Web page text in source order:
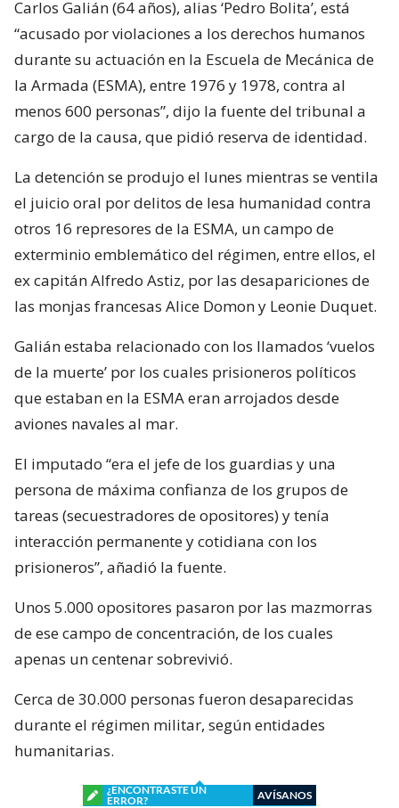
Carlos Galián (64 años), alias ‘Pedro Bolita’, está
“acusado por violaciones a los derechos humanos
durante su actuación en la Escuela de Mecánica de
la Armada (ESMA), entre 1976 y 1978, contra al
menos 600 personas”, dijo la fuente del tribunal a
cargo de la causa, que pidió reserva de identidad.
La detención se produjo el lunes mientras se ventila
el juicio oral por delitos de lesa humanidad contra
otros 16 represores de la ESMA, un campo de
exterminio emblemático del régimen, entre ellos, el
ex capitán Alfredo Astiz, por las desapariciones de
las monjas francesas Alice Domon y Leonie Duquet.
Galián estaba relacionado con los llamados ‘vuelos
de la muerte’ por los cuales prisioneros políticos
que estaban en la ESMA eran arrojados desde
aviones navales al mar.
El imputado “era el jefe de los guardias y una
persona de máxima confianza de los grupos de
tareas (secuestradores de opositores) y tenía
interacción permanente y cotidiana con los
prisioneros”, añadió la fuente.
Unos 5.000 opositores pasaron por las mazmorras
de ese campo de concentración, de los cuales
apenas un centenar sobrevivió.
Cerca de 30.000 personas fueron desaparecidas
durante el régimen militar, según entidades
humanitarias.
¿ENCONTRASTE UN
ERROR?
AVÍSANOS